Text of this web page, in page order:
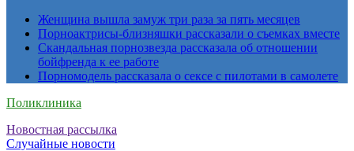
Женщина вышла замуж три раза за пять месяцев
Порноактрисы-близняшки рассказали о съемках вместе
Скандальная порнозвезда рассказала об отношении
бойфренда к ее работе
Порномодель рассказала о сексе с пилотами в самолете
Поликлиника
Новостная рассылка
Случайные новости